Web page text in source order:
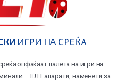
ИГРИ НА СРЕЌА
опфаќаат палета на игри на
– ВЛТ апарати, наменети за